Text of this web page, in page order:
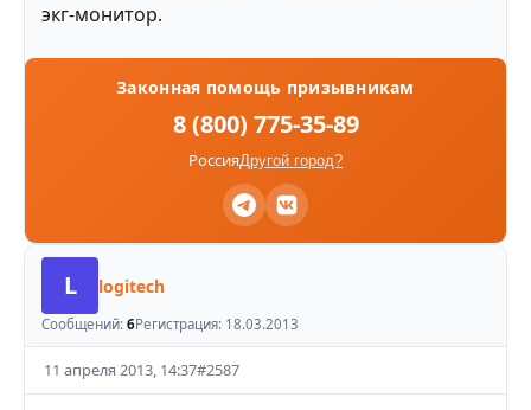
экг-монитор.
Законная помощь призывникам
8 (800) 775-35-89
РоссияДругой город?
L logitech
Сообщений: 6Регистрация: 18.03.2013
11 апреля 2013, 14:37#2587